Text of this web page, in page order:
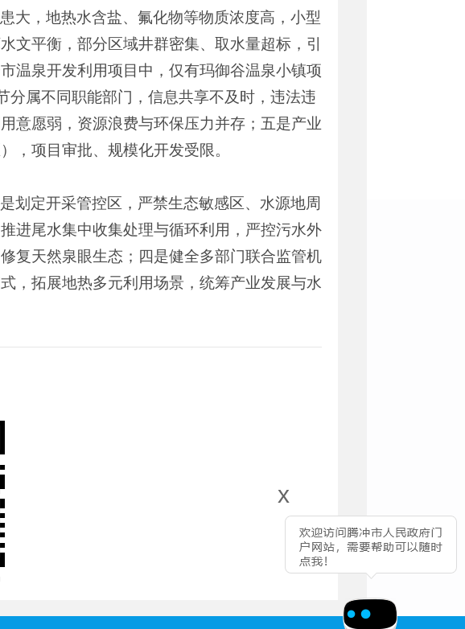
x
大，地热水含盐、氟化物等物质浓度高，小型
文平衡，部分区域井群密集、取水量超标，引
温泉开发利用项目中，仅有玛御谷温泉小镇项
分属不同职能部门，信息共享不及时，违法违
意愿弱，资源浪费与环保压力并存；五是产业
，项目审批、规模化开发受限。
划定开采管控区，严禁生态敏感区、水源地周
进尾水集中收集处理与循环利用，严控污水外
复天然泉眼生态；四是健全多部门联合监管机
，拓展地热多元利用场景，统筹产业发展与水